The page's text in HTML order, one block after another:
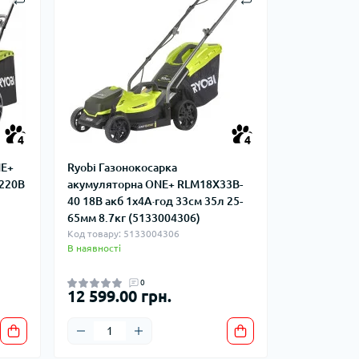
тиску
СТО
4 4
Ryobi Газонокосарка
акумуляторна ONE+ RLM18X33B-
40 18В акб 1х4А·год 33см 35л 25-
65мм 8.7кг (5133004306)
Код товару: 5133004306
В наявності
0
12 599.00 грн.